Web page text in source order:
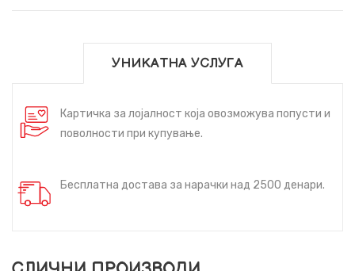
УНИКАТНА УСЛУГА
Картичка за лојалност која овозможува попусти и
поволности при купување.
Бесплатна достава за нарачки над 2500 денари.